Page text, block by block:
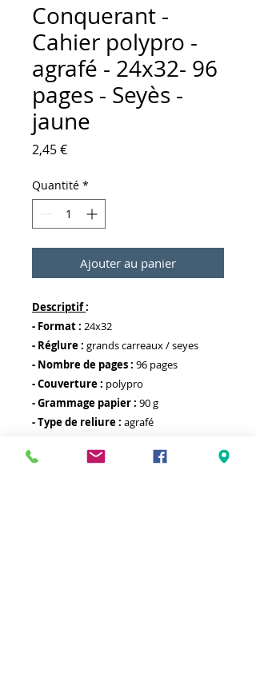
Conquerant -
Cahier polypro -
agrafé - 24x32- 96
pages - Seyès -
jaune
2,45 €Prix
Quantité *
Ajouter au panier
Descriptif:
- Format : 24x32
- Réglure : grands carreaux / seyes
- Nombre de pages : 96 pages
- Couverture : polypro
- Grammage papier : 90 g
- Type de reliure : agrafé